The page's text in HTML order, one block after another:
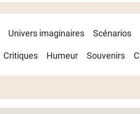
Univers imaginaires Scénarios
Critiques Humeur Souvenirs